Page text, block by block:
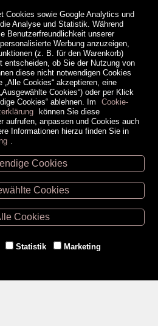
Öffnungszeiten
-02942/20433
-02952/30057
-02984/3836
-
Cookies sowie Google Analytics und
Analyse und Statistik. Während
Benutzerfreundlichkeit unserer
Werbung anzuzeigen,
(z. B. für den Warenkorb)
entscheiden, ob Sie der Nutzung von
diese nicht notwendigen Cookies
Cookies“ akzeptieren, eine
Cookies“) oder per Klick
Cookies“ ablehnen. Im
Cookie-
können Sie diese
aufrufen, anpassen und Cookies auch
Informationen hierzu finden Sie in
Cookies
Cookies
Cookies
Statistik Marketing